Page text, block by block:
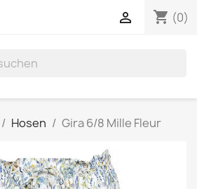
shopping_cart (0)

Hosen Gira 6/8 Mille Fleur